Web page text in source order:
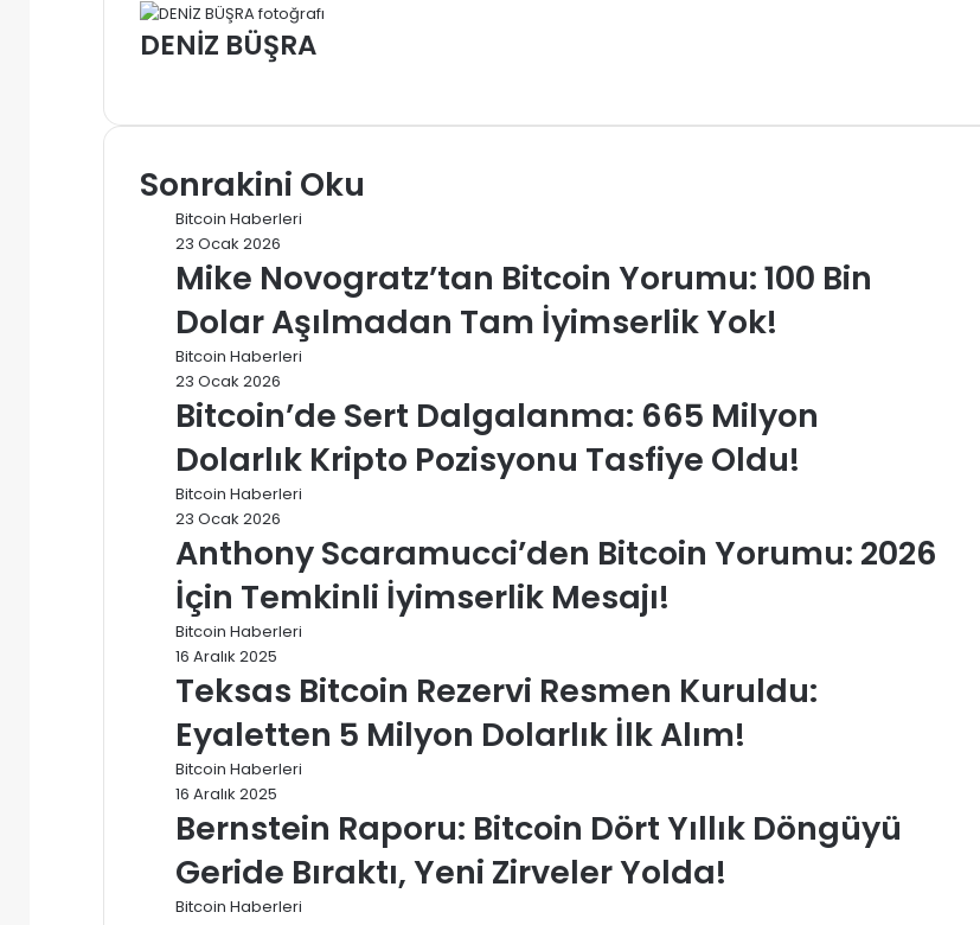
DENİZ BÜŞRA
Sonrakini Oku
Bitcoin Haberleri
23 Ocak 2026
Mike Novogratz’tan Bitcoin Yorumu: 100 Bin
Dolar Aşılmadan Tam İyimserlik Yok!
Bitcoin Haberleri
23 Ocak 2026
Bitcoin’de Sert Dalgalanma: 665 Milyon
Dolarlık Kripto Pozisyonu Tasfiye Oldu!
Bitcoin Haberleri
23 Ocak 2026
Anthony Scaramucci’den Bitcoin Yorumu: 2026
İçin Temkinli İyimserlik Mesajı!
Bitcoin Haberleri
16 Aralık 2025
Teksas Bitcoin Rezervi Resmen Kuruldu:
Eyaletten 5 Milyon Dolarlık İlk Alım!
Bitcoin Haberleri
16 Aralık 2025
Bernstein Raporu: Bitcoin Dört Yıllık Döngüyü
Geride Bıraktı, Yeni Zirveler Yolda!
Bitcoin Haberleri